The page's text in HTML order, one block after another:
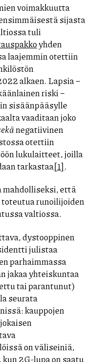
voimakkuutta
sijasta
tuli
yhden
laajemmin otettiin
alkaen. Lapsia –
riski –
sisäänpääsylle
vaaditaan joko
negatiivinen
otettiin
lukulaitteet, joilla
tarkastaa[1].
mahdolliseksi, että
runoilijoiden
valtiossa.
dystooppinen
julistaa
parhaimmassa
jakaa yhteiskuntaa
tai parantunut)
seurata
kauppojen
on väliseiniä,
2G-lupa on saatu